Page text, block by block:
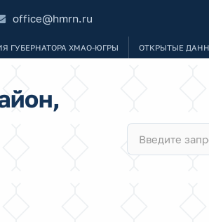
office@hmrn.ru
ГУБЕРНАТОРА ХМАО-ЮГРЫ ОТКРЫТЫЕ